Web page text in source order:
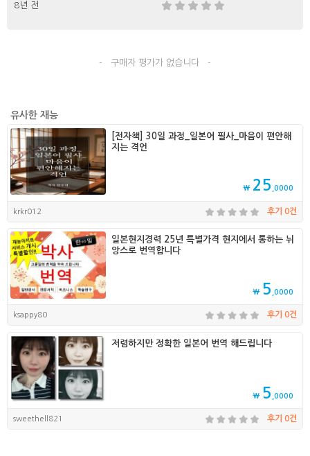
8년 전
- 구매자 평가가 없습니다 -
유사한 재능
[전자책] 30일 과정_일본어 필사_마음이 편안해
지는 격언
₩ 25 ,0000
krkr012 후기 0건
일본현지경력 25년 특별가격 현지에서 통하는 뉘
앙스로 번역합니다
₩ 5 ,0000
ksappy80 후기 0건
저렴하지만 정확한 일본어 번역 해드립니다
₩ 5 ,0000
sweethell821 후기 0건